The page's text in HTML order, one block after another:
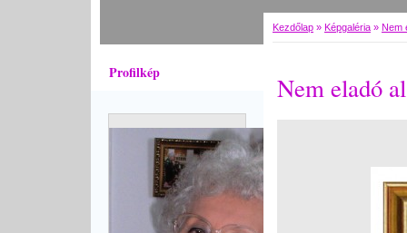
Profilkép
Kezdőlap » Képgaléria » Nem
Nem eladó